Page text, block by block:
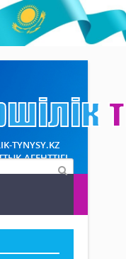
TYNYSY.KZ
АГЕНТТІГІ